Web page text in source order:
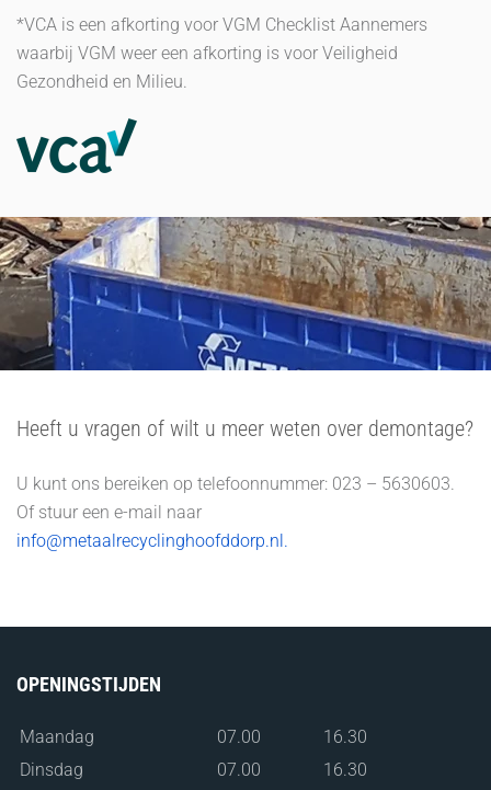
*VCA is een afkorting voor VGM Checklist Aannemers
waarbij VGM weer een afkorting is voor Veiligheid
Gezondheid en Milieu.
Heeft u vragen of wilt u meer weten over demontage?
U kunt ons bereiken op telefoonnummer: 023 – 5630603.
Of stuur een e-mail naar
info@metaalrecyclinghoofddorp.nl.
OPENINGSTIJDEN
Maandag 07.00
16.30
Dinsdag
07.00
16.30